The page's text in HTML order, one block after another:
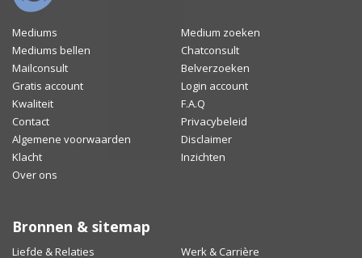
Mediums
Medium zoeken
Mediums bellen
Chatconsult
Mailconsult
Belverzoeken
Gratis account
Login account
Kwaliteit
F.A.Q
Contact
Privacybeleid
Algemene voorwaarden
Disclaimer
Klacht
Inzichten
Over ons
Bronnen & sitemap
Liefde & Relaties Werk & Carrière